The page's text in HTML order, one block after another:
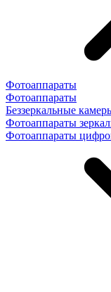
Фотоаппараты
Фотоаппараты
Беззеркальные
Фотоаппараты
Фотоаппараты